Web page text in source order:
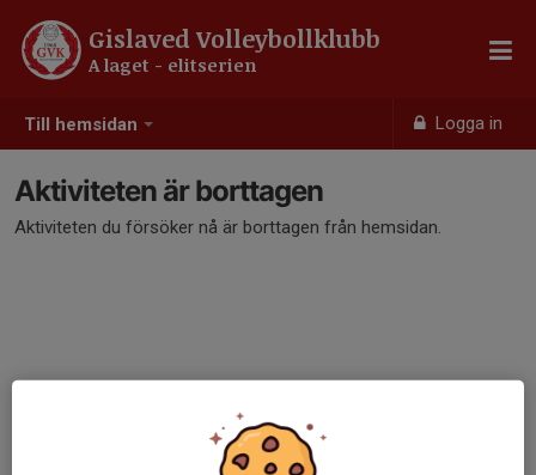
Till hemsidan Logga in
Gislaved Volleybollklubb
A laget - elitserien
Aktiviteten är borttagen
Aktiviteten du försöker nå är borttagen från hemsidan.